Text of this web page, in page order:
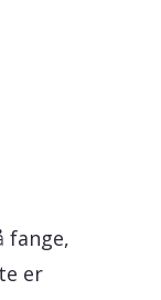
fange,
er